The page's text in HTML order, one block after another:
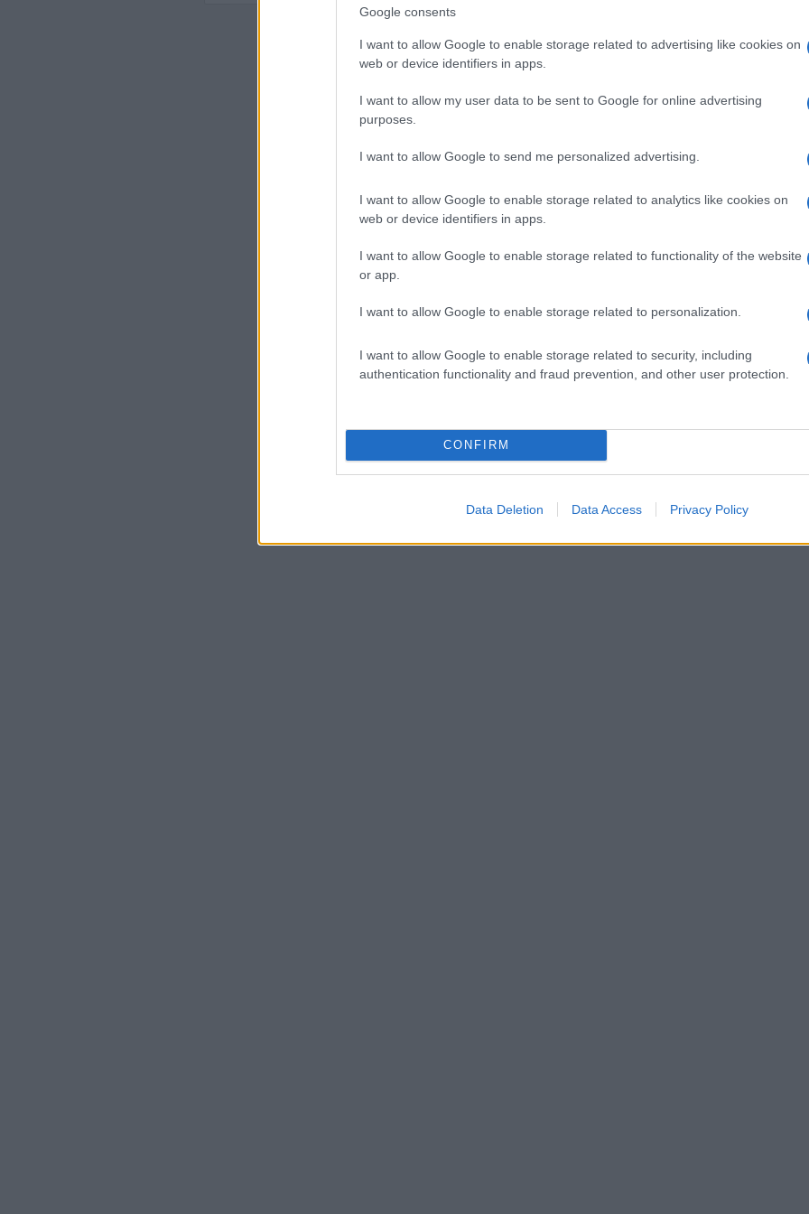
Google consents
I want to allow Google to enable storage related to advertising like cookies on
web or device identifiers in apps.
I want to allow my user data to be sent to Google for online advertising
purposes.
I want to allow Google to send me personalized advertising.
I want to allow Google to enable storage related to analytics like cookies on
web or device identifiers in apps.
I want to allow Google to enable storage related to functionality of the website
or app.
I want to allow Google to enable storage related to personalization.
I want to allow Google to enable storage related to security, including
authentication functionality and fraud prevention, and other user protection.
CONFIRM
Data Deletion Data Access Privacy Policy